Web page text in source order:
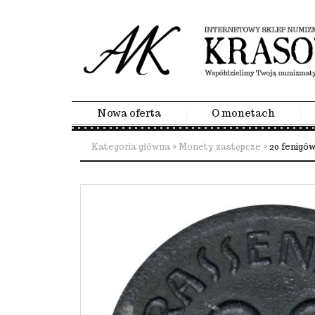
Nowa oferta O monetach
Kategoria główna > Monety zastępcze > 20